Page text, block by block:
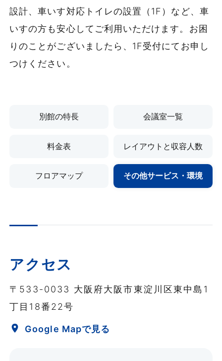
Gタイプ
181㎡・185㎡
詳細を見る
設計、車いす対応トイレの設置（1F）など、車
いすの方も安心してご利用いただけます。お困
りのことがございましたら、1F受付にてお申し
つけください。
別館の特長 会議室一覧
料金表 レイアウトと収容人数
フロアマップ その他サービス・環境
アクセス
〒533-0033 大阪府大阪市東淀川区東中島1
丁目18番22号
Google Mapで見る